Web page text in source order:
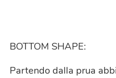
BOTTOM SHAPE:
Partendo dalla prua